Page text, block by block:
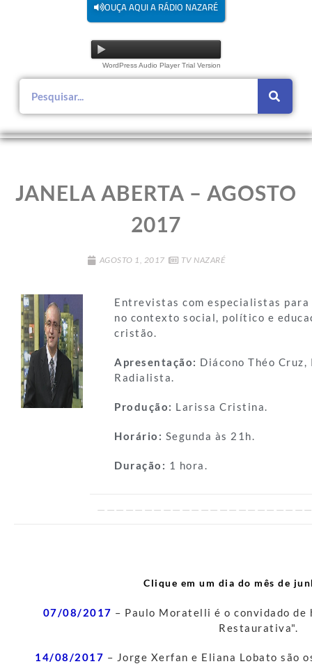
OUÇA AQUI A RÁDIO NAZARÉ
WordPress Audio Player Trial Version
JANELA ABERTA – AGOSTO
2017
AGOSTO 1, 2017 TV NAZARÉ
Entrevistas com especialistas
no contexto social, político e
cristão.
Apresentação: Diácono Théo Cruz,
Radialista.
Produção: Larissa Cristina.
Horário: Segunda às 21h.
Duração: 1 hora.
Clique em um dia do mês de
07/08/2017 – Paulo Moratelli é o convidado
Restaurativa".
14/08/2017 – Jorge Xerfan e Eliana Lobato são